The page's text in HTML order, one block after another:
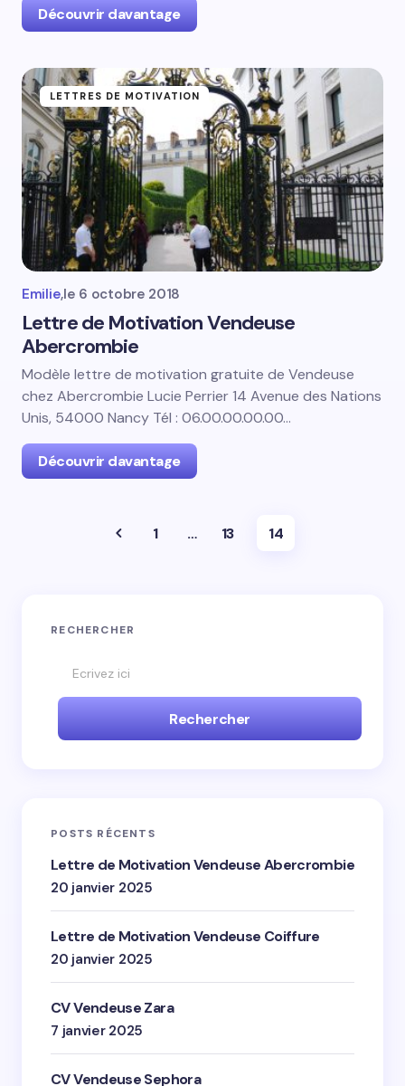
Découvrir davantage
LETTRES DE MOTIVATION
Emilie,le 6 octobre 2018
Lettre de Motivation Vendeuse
Abercrombie
Modèle lettre de motivation gratuite de Vendeuse
chez Abercrombie Lucie Perrier 14 Avenue des Nations
Unis, 54000 Nancy Tél : 06.00.00.00.00…
Découvrir davantage
1 … 13 14
RECHERCHER
Rechercher
POSTS RÉCENTS
Lettre de Motivation Vendeuse Abercrombie
20 janvier 2025
Lettre de Motivation Vendeuse Coiffure
20 janvier 2025
CV Vendeuse Zara
7 janvier 2025
CV Vendeuse Sephora